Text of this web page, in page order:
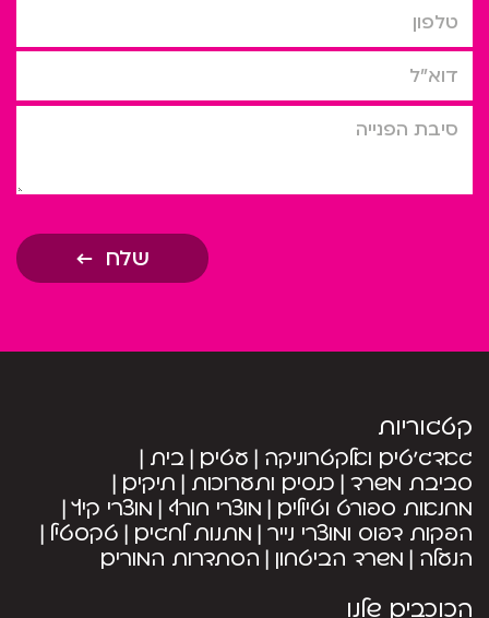
טלפון
דוא”ל
סיבת הפניה
שלח
קטגוריות
גאדג’טים ואלקטרוניקה עטים בית
סביבת משרד כנסים ותערוכות תיקים
מחנאות ספורט וטיולים מוצרי חורף מוצרי קיץ
הפקות דפוס ומוצרי נייר מתנות לחגים טקסטיל
הנעלה משרד הביטחון הסתדרות המורים
הכוכבים שלנו